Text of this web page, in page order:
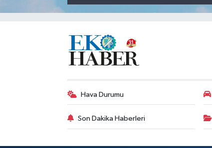
Hava Durumu
Son Dakika Haberleri